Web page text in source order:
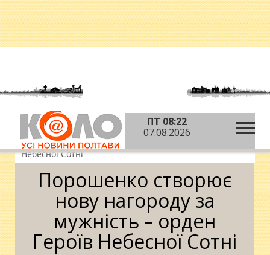
ПТ 08:22
07.08.2026
Головна » Новини » Влада »Порошенко
створює нову нагороду за мужність – орден Героїв
Небесної Сотні
Порошенко створює
нову нагороду за
мужність – орден
Героїв Небесної Сотні